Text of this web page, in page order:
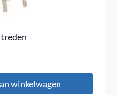
winkelwagen